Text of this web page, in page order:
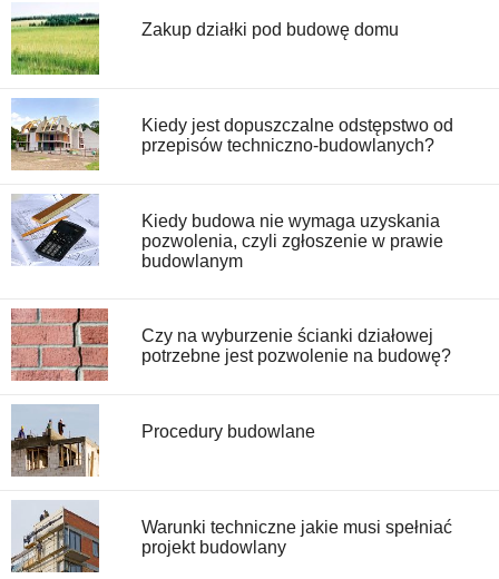
Zakup działki pod budowę domu
Kiedy jest dopuszczalne odstępstwo od
przepisów techniczno-budowlanych?
Kiedy budowa nie wymaga uzyskania
pozwolenia, czyli zgłoszenie w prawie
budowlanym
Czy na wyburzenie ścianki działowej
potrzebne jest pozwolenie na budowę?
Procedury budowlane
Warunki techniczne jakie musi spełniać
projekt budowlany